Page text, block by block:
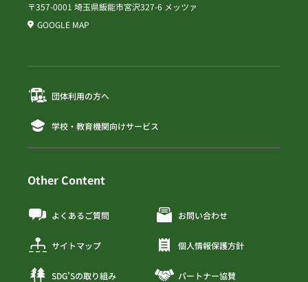
〒357-0001 埼玉県飯能市宮沢327-6 メッツァ
GOOGLE MAP
団体利用の方へ
学校・教育機関向けサービス
Other Content
よくあるご質問
サイトマップ
SDG’Sの取り組み
お問い合わせ
個人情報保護方針
パートナー協賛